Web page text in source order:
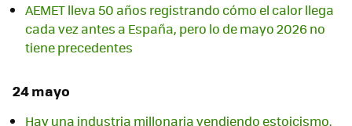
AEMET lleva 50 años registrando cómo el calor llega
cada vez antes a España, pero lo de mayo 2026 no
tiene precedentes
24 mayo
Hay una industria millonaria vendiendo estoicismo.